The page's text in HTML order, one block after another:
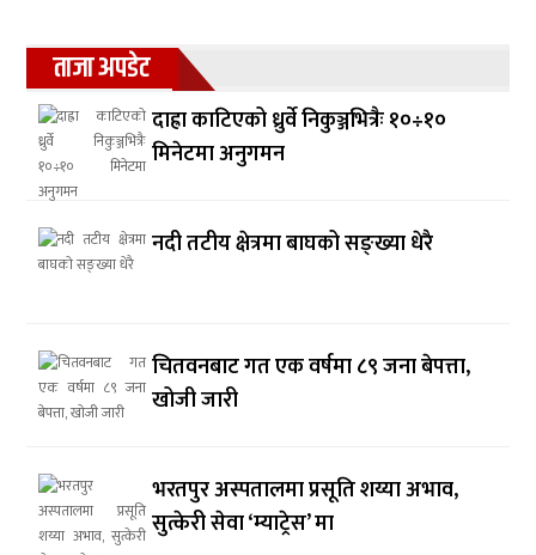
ताजा अपडेट
दाह्रा काटिएको ध्रुर्वे निकुञ्जभित्रैः १०÷१०
मिनेटमा अनुगमन
नदी तटीय क्षेत्रमा बाघको सङ्ख्या धेरै
चितवनबाट गत एक वर्षमा ८९ जना बेपत्ता,
खोजी जारी
भरतपुर अस्पतालमा प्रसूति शय्या अभाव,
सुत्केरी सेवा ‘म्याट्रेस’ मा